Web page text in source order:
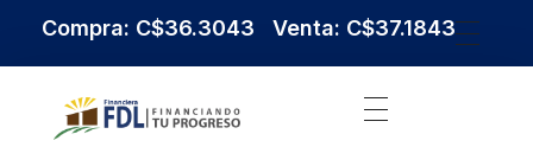
Compra: C$36.3043 Venta: C$37.1843